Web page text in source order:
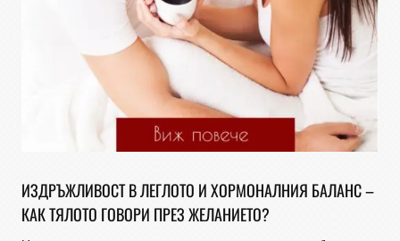
ИЗДРЪЖЛИВОСТ В ЛЕГЛОТО И ХОРМОНАЛНИЯ БАЛАНС –
КАК ТЯЛОТО ГОВОРИ ПРЕЗ ЖЕЛАНИЕТО?